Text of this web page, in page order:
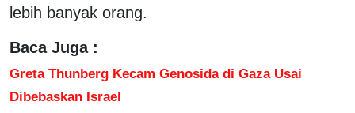
lebih banyak orang.
Baca Juga :
Greta Thunberg Kecam Genosida di Gaza Usai
Dibebaskan Israel